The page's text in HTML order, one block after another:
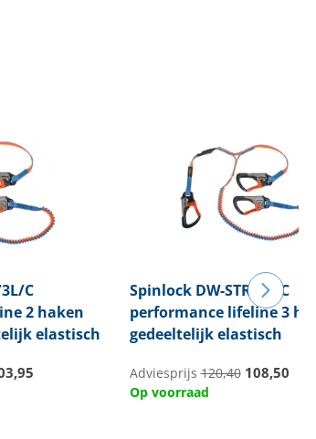
C
2 haken
elastisch
SpinlockDW-STR/03/C
performance lifeline 3
gedeeltelijk elastisch
Adviesprijs120,40 108,50
Op voorraad